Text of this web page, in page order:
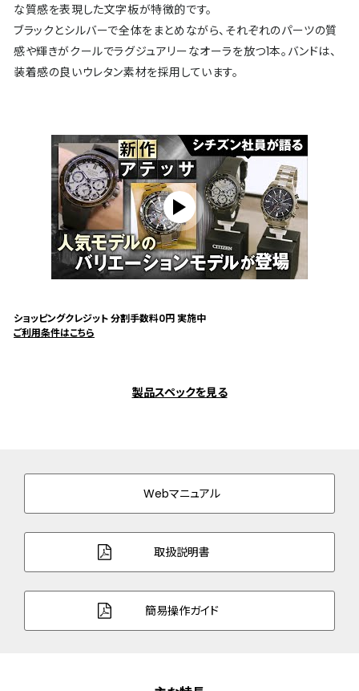
な質感を表現した文字板が特徴的です。
ブラックとシルバーで全体をまとめながら、それぞれのパーツの質
感や輝きがクールでラグジュアリーなオーラを放つ1本。バンドは、
装着感の良いウレタン素材を採用しています。
ショッピングクレジット 分割手数料0円 実施中
ご利用条件はこちら
製品スペックを見る
Webマニュアル
取扱説明書
簡易操作ガイド